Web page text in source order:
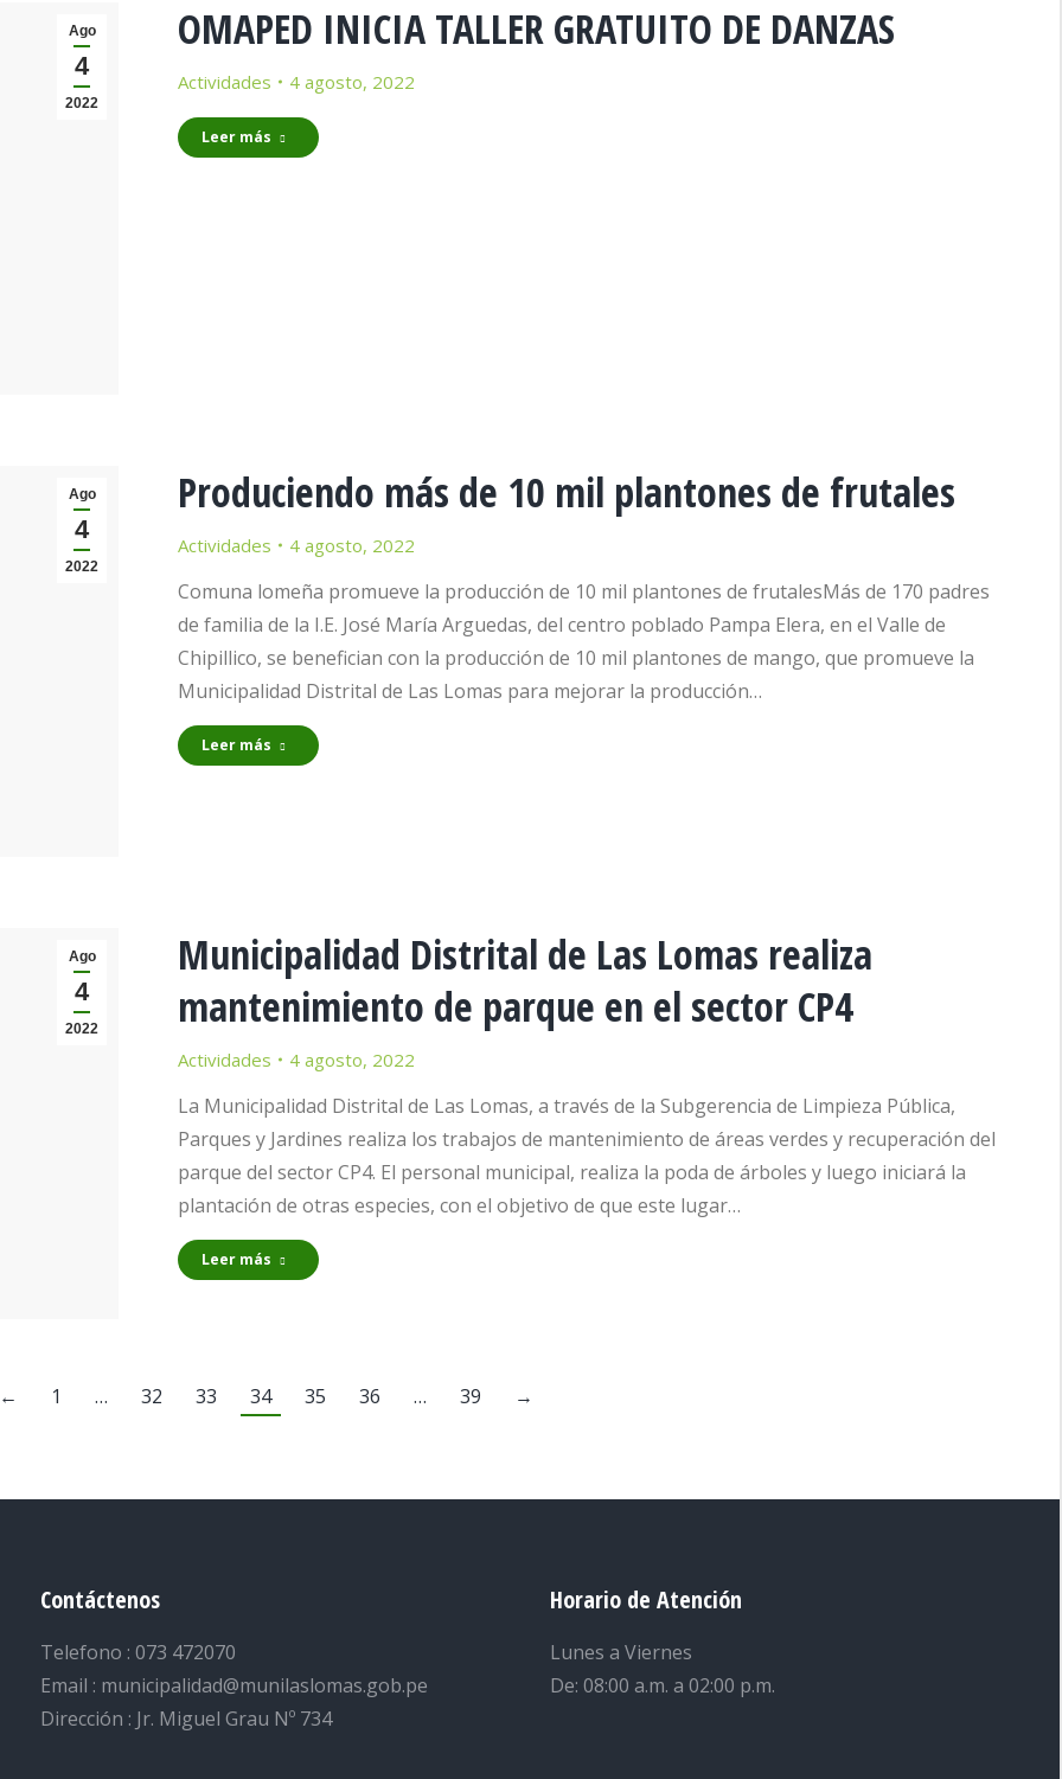
Ago
4
2022
OMAPED INICIA TALLER GRATUITO DE DANZAS
Actividades 4 agosto, 2022
Leer más
Ago
4
2022
Produciendo más de 10 mil plantones de frutales
Actividades 4 agosto, 2022
Comuna lomeña promueve la producción de 10 mil plantones de frutalesMás de 170 padres
de familia de la I.E. José María Arguedas, del centro poblado Pampa Elera, en el Valle de
Chipillico, se benefician con la producción de 10 mil plantones de mango, que promueve la
Municipalidad Distrital de Las Lomas para mejorar la producción…
Leer más
Ago
4
2022
Municipalidad Distrital de Las Lomas realiza
mantenimiento de parque en el sector CP4
Actividades 4 agosto, 2022
La Municipalidad Distrital de Las Lomas, a través de la Subgerencia de Limpieza Pública,
Parques y Jardines realiza los trabajos de mantenimiento de áreas verdes y recuperación del
parque del sector CP4. El personal municipal, realiza la poda de árboles y luego iniciará la
plantación de otras especies, con el objetivo de que este lugar…
Leer más
← 1 … 32 33 34 35 36 … 39 →
Contáctenos
Telefono : 073 472070
Email : municipalidad@munilaslomas.gob.pe
Dirección : Jr. Miguel Grau Nº 734
Horario de Atención
Lunes a Viernes
De: 08:00 a.m. a 02:00 p.m.